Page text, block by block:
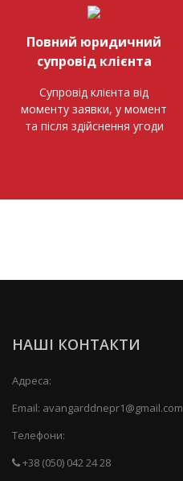
Повний юридичний
супровід клієнта
Супровід клієнта від
моменту заявки, у момент
та після здійснення угоди
НАШІ КОНТАКТИ
Адреса:
Email: avangarddnepr1@gmail.com
Телефони:
+38 (050) 042 24 28